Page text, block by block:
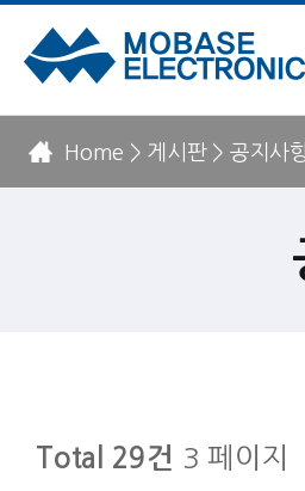
Home > 게시판 > 공지사
Total 29건 3 페이지